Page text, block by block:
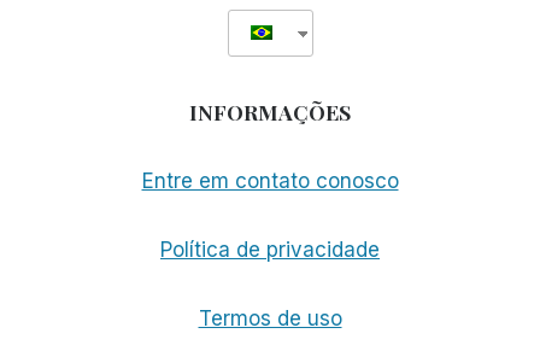
INFORMAÇÕES
Entre em contato conosco
Política de privacidade
Termos de uso